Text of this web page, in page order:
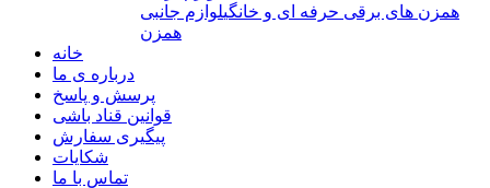
همزن های برقی حرفه ای و خانگیلوازم جانبی
همزن
خانه
درباره ی ما
پرسش و پاسخ
قوانین قناد باشی
پیگیری سفارش
شکایات
تماس با ما